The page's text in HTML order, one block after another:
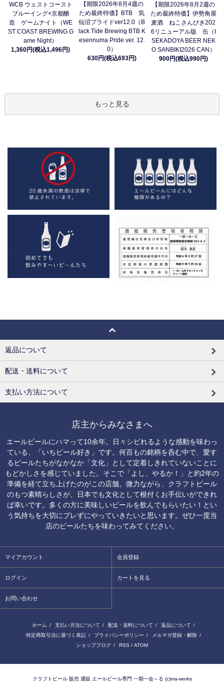
WCB ウェストコースト
ブルーイング×京都醸
造 ゲームナイト（WE
ST COAST BREWING G
ame Night）
1,360円(税込1,496円)
【期限2026年8月4週の
ため最終特価】BTB 気
仙沼プライドver12.0（B
lack Tide Brewing BTB K
esennuma Pride ver. 12.
0）
630円(税込693円)
【期限2026年8月2週の
ため最終特価】伊勢角屋
麦酒 ねこさんびき202
6リニューアル版 缶（I
SEKADOYA BEER NEK
O SANBIKI2026 CAN）
900円(税込990円)
もっと見る
返品について
配送・送料について
支払い方法について
店主からみなさまへ
エールビールにハマって10余年。日々シビれるような感動を味わっ
ている、「いちビール好き」です。何百もの銘柄を呑む中で、愛す
るビールたちがなかなか「文化」として定着しきれていないことに
もどかしさを感じていました。そこで「よし、やるか！」と約2年の
準備を経て立ち上げたのがこの店舗。微力ながら、クラフトビール
のもつ素晴らしさが、日本でも文化として根付くお手伝いができれ
ば幸いです。多くの方に美味しいビールを飲んでもらいたい！とい
う気持ちを大切にブレずにやっていきたいと思います。ぜひ一度当
店のビールたちを味わってみてください。
マイアカウント 会員登録
ログイン カートを見る
お問い合わせ
ホーム / 支払い方法について / 配送・送料について / 返品について /
特定商取引法に基づく表記 / プライバシーポリシー / メルマガ登録・解除 /
ショップブログ / RSS / ATOM
クラフトビール 販売 通販 エールビール専門 一期一会～る (c)ma-works